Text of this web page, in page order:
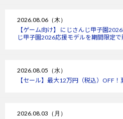
2026.08.06（木）
【ゲーム向け】 にじさんじ甲子園
じ甲子園2026応援モデルを期間限定で
2026.08.05（水）
【セール】最大12万円（税込）OFF
2026.08.03（月）